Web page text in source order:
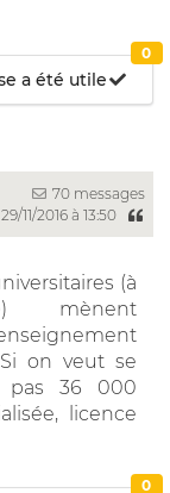
a été utile
0
70 messages
29/11/2016 à 13:50
(à
mènent
on veut se
pas 36 000
licence
0